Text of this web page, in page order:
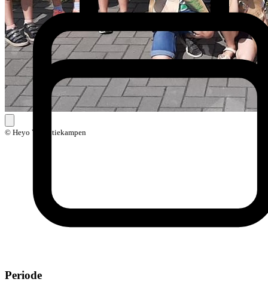
© Heyo Vakantiekampen
Periode